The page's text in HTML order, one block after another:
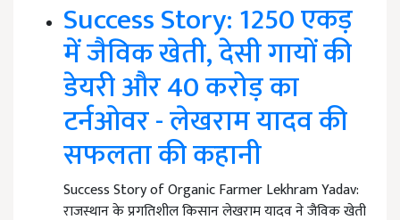
Success Story: 1250 एकड़
में जैविक खेती, देसी गायों की
डेयरी और 40 करोड़ का
टर्नओवर - लेखराम यादव की
सफलता की कहानी
Success Story of Organic Farmer Lekhram Yadav:
राजस्थान के प्रगतिशील किसान लेखराम यादव ने जैविक खेती